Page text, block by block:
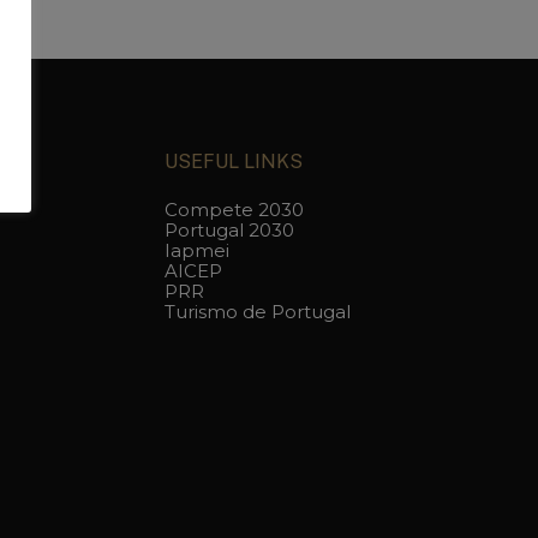
USEFUL LINKS
Compete 2030
Portugal 2030
Iapmei
AICEP
PRR
Turismo de Portugal